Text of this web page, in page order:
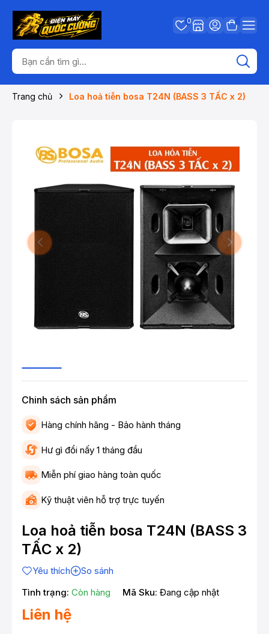
0
Trang chủ Loa hoả tiễn bosa T24N (BASS 3 TẤC x 2)
Chinh sách sản phẩm
Hàng chính hãng - Bảo hành tháng
Hư gì đổi nấy 1 tháng đầu
Miễn phí giao hàng toàn quốc
Kỹ thuật viên hỗ trợ trực tuyến
Loa hoả tiễn bosa T24N (BASS 3
TẤC x 2)
Yêu thích
So sánh
Tình trạng: Còn hàng Mã Sku: Đang cập nhật
Liên hệ